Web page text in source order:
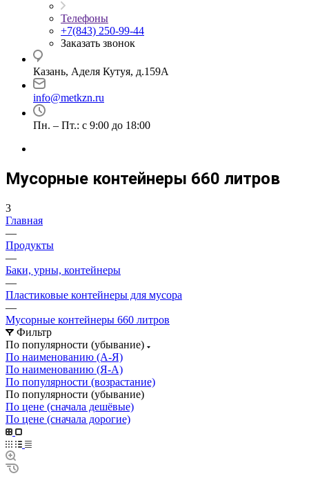
Телефоны
+7(843) 250-99-44
Заказать звонок
Казань, Аделя Кутуя, д.159А
info@metkzn.ru
Пн. – Пт.: с 9:00 до 18:00
Мусорные контейнеры 660 литров
3
Главная
—
Продукты
—
Баки, урны, контейнеры
—
Пластиковые контейнеры для мусора
—
Мусорные контейнеры 660 литров
Фильтр
По популярности (убывание)
По наименованию (А-Я)
По наименованию (Я-А)
По популярности (возрастание)
По популярности (убывание)
По цене (сначала дешёвые)
По цене (сначала дорогие)